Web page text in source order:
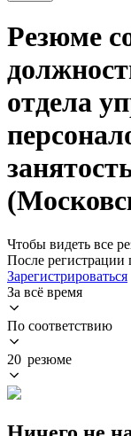
Резюме
отдела
Чтобы видеть все
После
Зарегистрироваться
За всё время
По соответствию
20 резюме